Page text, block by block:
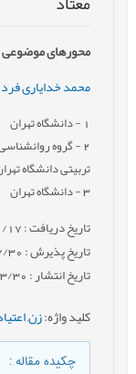
محورهای موضوعی:
محمد خدایاری فرد
- دانشگاه تهران
2- گروه
تربیتی دانشگاه تهران
3- دانشگاه تهران
تاریخ دریافت : 1395/06/17
تاریخ پذیرش : 1396/07/30
تاریخ انتشار : 1397/03/30
کلید واژه:زن,
چکیده مقاله: